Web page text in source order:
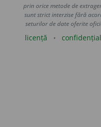
prin orice metode de
sunt strict interzise fără
seturilor de date oferite
licență